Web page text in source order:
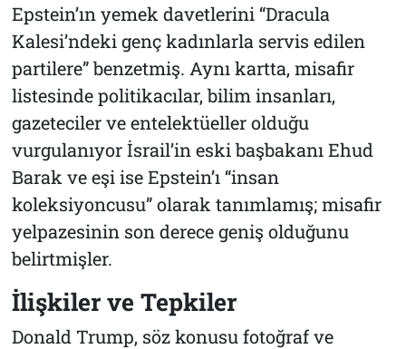
Epstein’ın yemek davetlerini “Dracula
Kalesi’ndeki genç kadınlarla servis edilen
partilere” benzetmiş. Aynı kartta, misafir
listesinde politikacılar, bilim insanları,
gazeteciler ve entelektüeller olduğu
vurgulanıyor İsrail’in eski başbakanı Ehud
Barak ve eşi ise Epstein’ı “insan
koleksiyoncusu” olarak tanımlamış; misafir
yelpazesinin son derece geniş olduğunu
belirtmişler.
İlişkiler ve Tepkiler
Donald Trump, söz konusu fotoğraf ve